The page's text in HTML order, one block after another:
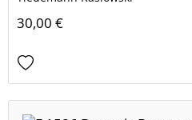
30,00 €